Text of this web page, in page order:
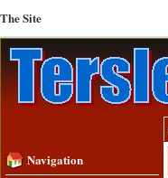
The Site
Navigation